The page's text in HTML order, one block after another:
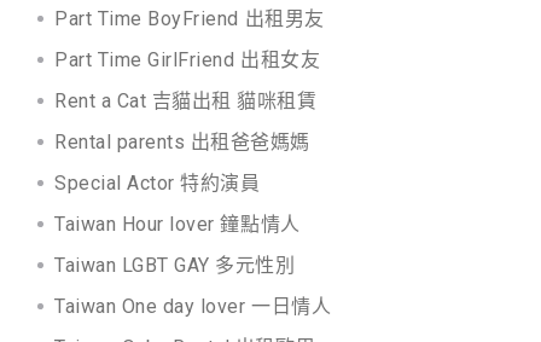
Part Time BoyFriend 出租男友
Part Time GirlFriend 出租女友
Rent a Cat 吉貓出租 貓咪租賃
Rental parents 出租爸爸媽媽
Special Actor 特約演員
Taiwan Hour lover 鐘點情人
Taiwan LGBT GAY 多元性別
Taiwan One day lover 一日情人